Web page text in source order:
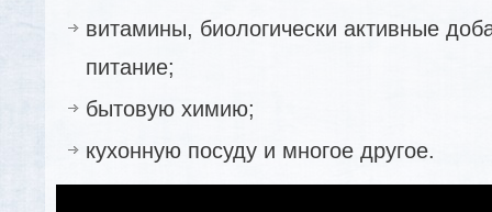
витамины, биологически активные
питание;
бытовую химию;
кухонную посуду и многое другое.